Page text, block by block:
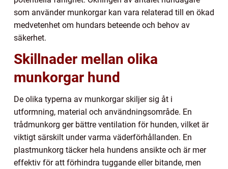
som använder munkorgar kan vara relaterad till en ökad
medvetenhet om hundars beteende och behov av
säkerhet.
Skillnader mellan olika
munkorgar hund
De olika typerna av munkorgar skiljer sig åt i
utformning, material och användningsområde. En
trådmunkorg ger bättre ventilation för hunden, vilket är
viktigt särskilt under varma väderförhållanden. En
plastmunkorg täcker hela hundens ansikte och är mer
effektiv för att förhindra tuggande eller bitande, men